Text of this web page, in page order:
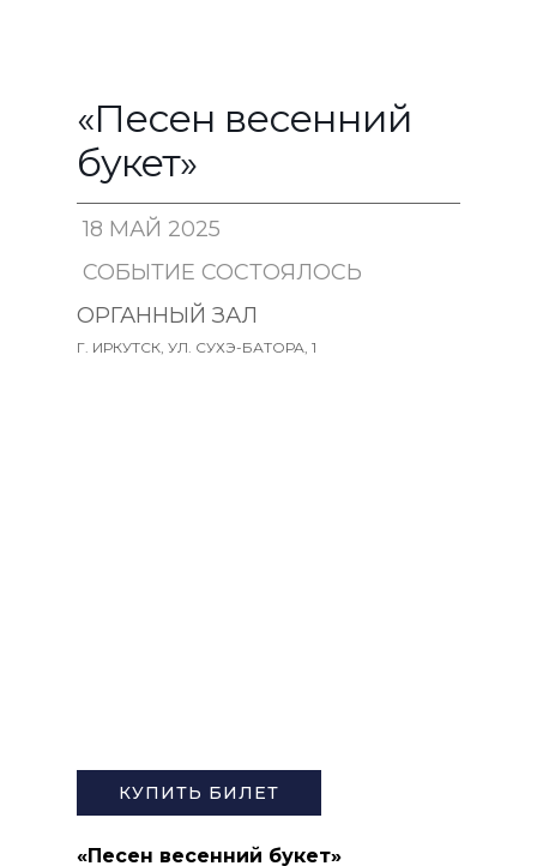
«Песен весенний
букет»
18 МАЙ 2025
СОБЫТИЕ СОСТОЯЛОСЬ
ОРГАННЫЙ ЗАЛ
Г. ИРКУТСК, УЛ. СУХЭ-БАТОРА, 1
КУПИТЬ БИЛЕТ
«Песен весенний букет»